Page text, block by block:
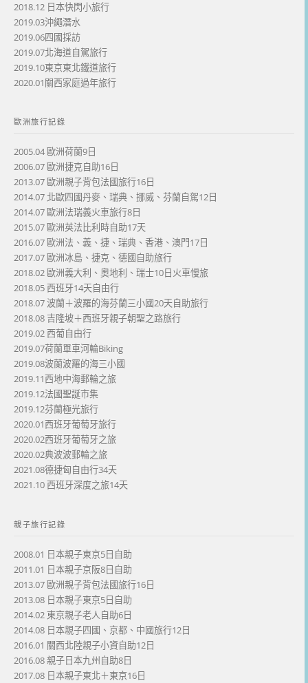
2018.12 日本快閃小旅行
2019.03沖繩潛水
2019.06四國採訪
2019.07北海道自駕旅行
2019.10東京東北鐵道旅行
2020.01關西家庭過年旅行
歐洲旅行記錄
2005.04 歐洲荷蘭9日
2006.07 歐洲捷克自助16日
2013.07 歐洲親子背包法國旅行16日
2014.07 北歐四國丹麥、瑞典、挪威、芬蘭自駕12日
2014.07 歐洲法瑞義火車旅行8日
2015.07 歐洲英法比利時自助17天
2016.07 歐洲法、義、捷、瑞典、香港、澳門17日
2017.07 歐洲冰島、捷克、德國自助旅行
2018.02 歐洲義大利、奧地利、瑞士10日火車慢旅
2018.05 西班牙14天自由行
2018.07 波蘭＋波羅的海芬蘭三小國20天自助旅行
2018.08 吉隆坡＋西班牙親子朝聖之路旅行
2019.02 西葡自由行
2019.07荷蘭單車河輪Biking
2019.08波蘭波羅的海三小國
2019.11西地中海郵輪之旅
2019.12法國聖誕市集
2019.12芬蘭極光旅行
2020.01西班牙葡萄牙旅行
2020.02西班牙葡萄牙之旅
2020.02典波波郵輪之旅
2021.08德捷匈自由行34天
2021.10 西班牙深度之旅14天
親子旅行記錄
2008.01 日本親子東京5日自助
2011.01 日本親子京阪8日自助
2013.07 歐洲親子背包法國旅行16日
2013.08 日本親子東京5日自助
2014.02 東京親子老人自助6日
2014.08 日本親子四國、京都、中國旅行12日
2016.01 關西北陸親子小資自助12日
2016.08 親子日本九州自助8日
2017.08 日本親子東北＋東京16日